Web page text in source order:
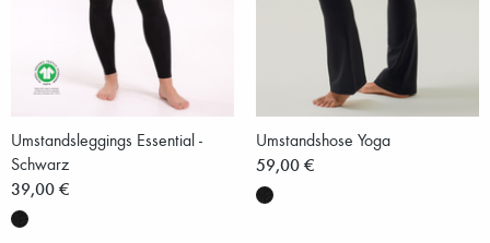
Umstandsleggings Essential -
Schwarz
39,00 €
Umstandshose Yoga
59,00 €